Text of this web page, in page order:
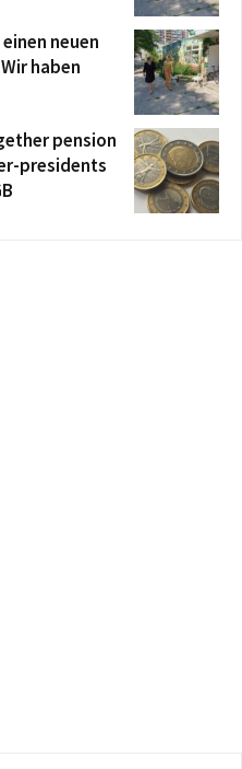
neuen
haben
pension
presidents